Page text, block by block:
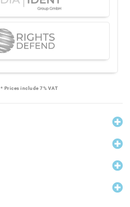
* Prices include 7% VAT